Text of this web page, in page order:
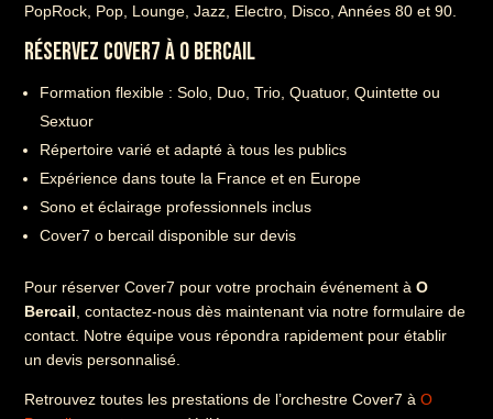
PopRock, Pop, Lounge, Jazz, Electro, Disco, Années 80 et 90.
RÉSERVEZ COVER7 À O BERCAIL
Formation flexible : Solo, Duo, Trio, Quatuor, Quintette ou
Sextuor
Répertoire varié et adapté à tous les publics
Expérience dans toute la France et en Europe
Sono et éclairage professionnels inclus
Cover7 o bercail disponible sur devis
Pour réserver Cover7 pour votre prochain événement àO
Bercail , contactez-nous dès maintenant via notre formulaire de
contact. Notre équipe vous répondra rapidement pour établir
un devis personnalisé.
Retrouvez toutes les prestations de l’orchestre Cover7 àO